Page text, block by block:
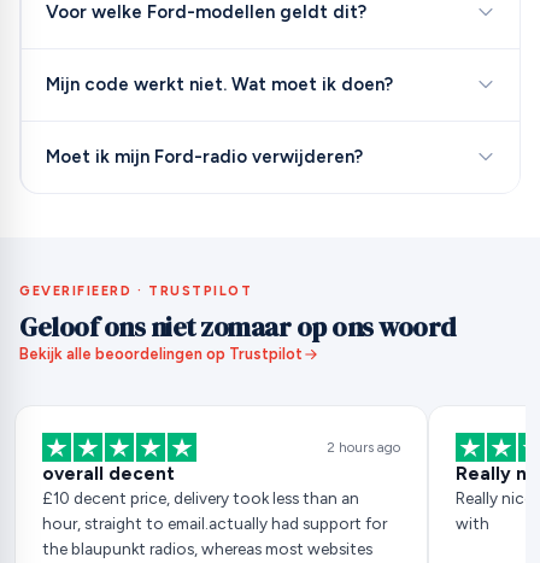
Voor welke Ford-modellen geldt dit?
Mijn code werkt niet. Wat moet ik doen?
Moet ik mijn Ford-radio verwijderen?
GEVERIFIEERD · TRUSTPILOT
Geloof ons niet zomaar op ons woord
Bekijk alle beoordelingen op Trustpilot
2 hours ago
overall decent
£10 decent price, delivery took less than an
hour, straight to email.actually had support for
the blaupunkt radios, whereas most websites
Really
Really
with